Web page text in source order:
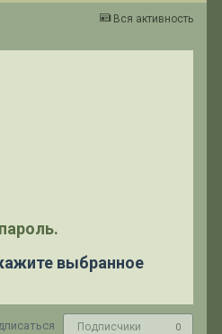
Вся активность
выбранное
Подписчики 0